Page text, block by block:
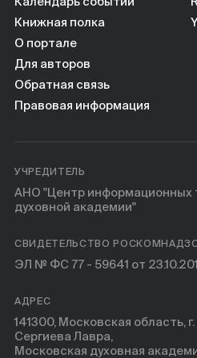
Книжная полка
О портале
Для авторов
Обратная связь
Правовая информация
УЧРЕДИТЕЛЬ
АНО "Центр информационных
духовной академии"
СВИДЕТЕЛЬСТВО
ЭЛ № ФС 77 - 59641 от
АДРЕС
141300, Московская область,
Сергиева Лавра,
Московская духовная